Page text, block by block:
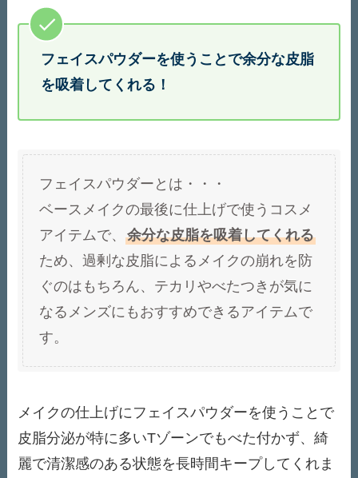
フェイスパウダーを使うことで余分な皮脂
を吸着してくれる！
フェイスパウダーとは・・・
ベースメイクの最後に仕上げで使うコスメ
アイテムで、余分な皮脂を吸着してくれる
ため、過剰な皮脂によるメイクの崩れを防
ぐのはもちろん、テカリやべたつきが気に
なるメンズにもおすすめできるアイテムで
す。
メイクの仕上げにフェイスパウダーを使うことで
皮脂分泌が特に多いTゾーンでもべた付かず、綺
麗で清潔感のある状態を長時間キープしてくれま